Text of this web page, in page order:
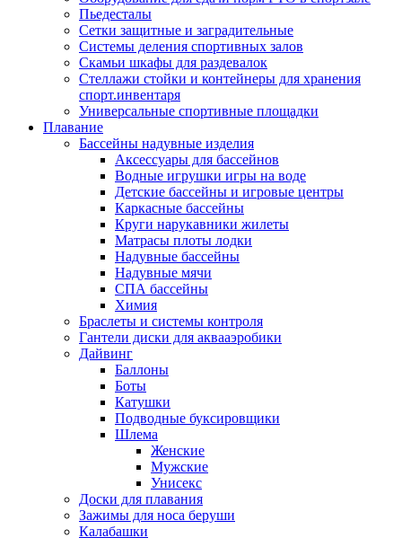
Пьедесталы
Сетки защитные и заградительные
Системы деления спортивных залов
Скамьи шкафы для раздевалок
Стеллажи стойки и контейнеры для хранения
спорт.инвентаря
Универсальные спортивные площадки
Плавание
Бассейны надувные изделия
Аксессуары для бассейнов
Водные игрушки игры на воде
Детские бассейны и игровые центры
Каркасные бассейны
Круги нарукавники жилеты
Матрасы плоты лодки
Надувные бассейны
Надувные мячи
СПА бассейны
Химия
Браслеты и системы контроля
Гантели диски для аквааэробики
Дайвинг
Баллоны
Боты
Катушки
Подводные буксировщики
Шлема
Женские
Мужские
Унисекс
Доски для плавания
Зажимы для носа беруши
Калабашки